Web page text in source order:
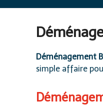
Déménagement
simple affaire